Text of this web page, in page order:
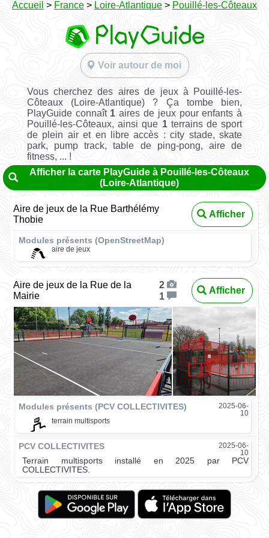
Accueil > France > Loire-Atlantique > Pouillé-les-Côteaux
Voir autour de moi
Vous cherchez des aires de jeux à Pouillé-les-
Côteaux (Loire-Atlantique) ? Ça tombe bien,
PlayGuide connaît 1 aires de jeux pour enfants à
Pouillé-les-Côteaux, ainsi que 1terrains de sport
de plein air et en libre accès : city stade, skate
park, pump track, table de ping-pong, aire de
fitness, ... !
Afficher la carte PlayGuide à Pouillé-les-Côteaux
(Loire-Atlantique)
Aire de jeux de la Rue Barthélémy
Thobie
Afficher
Modules présents (OpenStreetMap)
aire de jeux
Aire de jeux de la Rue de la
Mairie
2
1
Afficher
Modules présents (PCV COLLECTIVITES)
2025-06-
10
terrain multisports
PCV COLLECTIVITES
2025-06-
10
Terrain multisports installé en 2025 par PCV
COLLECTIVITES.